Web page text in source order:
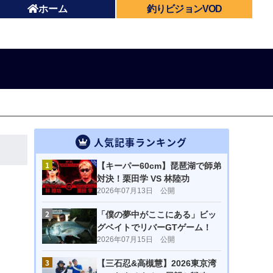
ホーム 釣りビジョンVOD
人気記事ランキング
1
【キーパー60cm】琵琶湖で師弟
対決！栗田学 VS 林陸功
2026年07月13日 公開
2
「僕の夢中がここにある」ビッ
グベイトでリバーGTゲーム！
2026年07月15日 公開
3
【三石忍&高槻慧】2026東京湾